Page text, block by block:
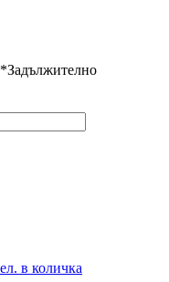
*Задължително